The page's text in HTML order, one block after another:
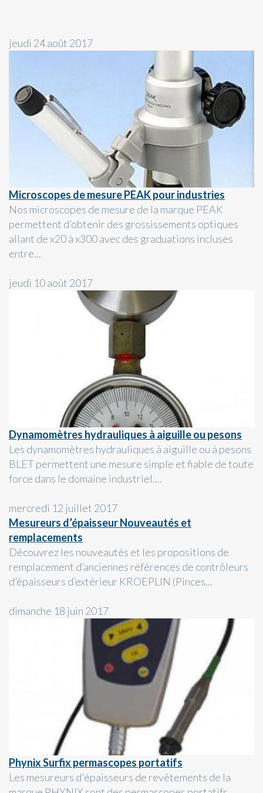
jeudi 24 août 2017
Microscopes de mesure PEAK pour industries
Nos microscopes de mesure de la marque PEAK
permettent d’obtenir des grossissements optiques
allant de x20 à x300 avec des graduations incluses
entre...
jeudi 10 août 2017
Dynamomètres hydrauliques à aiguille ou pesons
Les dynamomètres hydrauliques à aiguille ou à pesons
BLET permettent une mesure simple et fiable de toute
force dans le domaine industriel....
mercredi 12 juillet 2017
Mesureurs d’épaisseur Nouveautés et
remplacements
Découvrez les nouveautés et les propositions de
remplacement d’anciennes références de contrôleurs
d’épaisseurs d’extérieur KROEPLIN (Pinces...
dimanche 18 juin 2017
Phynix Surfix permascopes portatifs
Les mesureurs d'épaisseurs de revêtements de la